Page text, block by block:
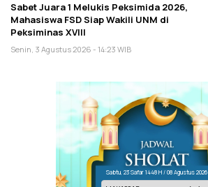
Sabet Juara 1 Melukis Peksimida 2026,
Mahasiswa FSD Siap Wakili UNM di
Peksiminas XVIII
Senin, 3 Agustus 2026 - 14:23 WIB
Sabtu, 23 Safar 1448 H / 08 Agustus 2026